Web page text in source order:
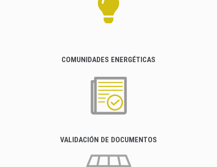
COMUNIDADES ENERGÉTICAS
VALIDACIÓN DE DOCUMENTOS